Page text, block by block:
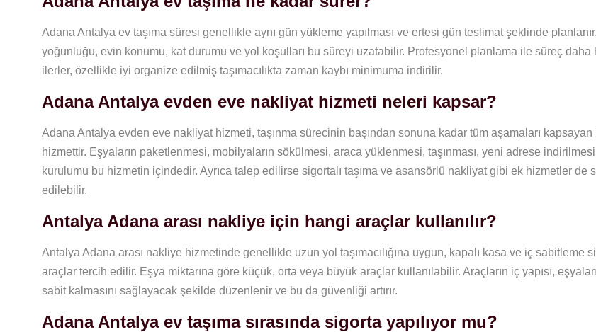
Adana Antalya ev taşıma süresi genellikle aynı gün yükleme yapılması ve ertesi gün teslimat şeklinde
yoğunluğu, evin konumu, kat durumu ve yol koşulları bu süreyi uzatabilir. Profesyonel planlama ile süreç daha
ilerler, özellikle iyi organize edilmiş taşımacılıkta zaman kaybı minimuma indirilir.
Adana Antalya evden eve nakliyat hizmeti neleri kapsar?
Adana Antalya evden eve nakliyat hizmeti, taşınma sürecinin başından sonuna kadar tüm aşamaları kapsayan
hizmettir. Eşyaların paketlenmesi, mobilyaların sökülmesi, araca yüklenmesi, taşınması, yeni adrese
kurulumu bu hizmetin içindedir. Ayrıca talep edilirse sigortalı taşıma ve asansörlü nakliyat gibi ek hizmetler de
edilebilir.
Antalya Adana arası nakliye için hangi araçlar kullanılır?
Antalya Adana arası nakliye hizmetinde genellikle uzun yol taşımacılığına uygun, kapalı kasa ve iç sabitleme
araçlar tercih edilir. Eşya miktarına göre küçük, orta veya büyük araçlar kullanılabilir. Araçların iç yapısı,
sabit kalmasını sağlayacak şekilde düzenlenir ve bu da güvenliği artırır.
Adana Antalya ev taşıma sırasında sigorta yapılıyor mu?